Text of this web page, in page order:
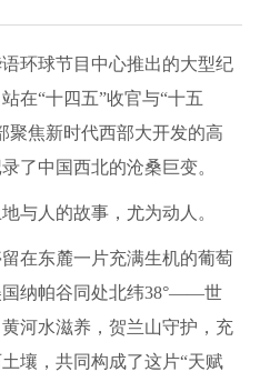
环球节目中心推出的大型纪
在“十四五”收官与“十五
聚焦新时代西部大开发的高
了中国西北的沧桑巨变。
与人的故事，尤为动人。
在东麓一片充满生机的葡萄
国纳帕谷同处北纬38°——世
河水滋养，贺兰山守护，充
壤，共同构成了这片“天赋